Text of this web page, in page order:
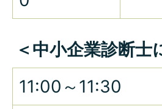
＜中小企業診断
11:00～11:30